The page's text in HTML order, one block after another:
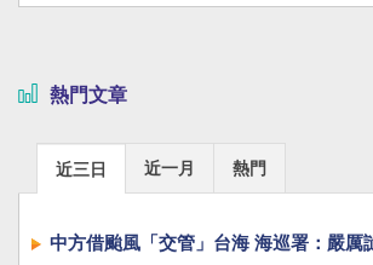
熱門文章
近三日 近一月 熱門
中方借颱風「交管」台海 海巡署：嚴厲